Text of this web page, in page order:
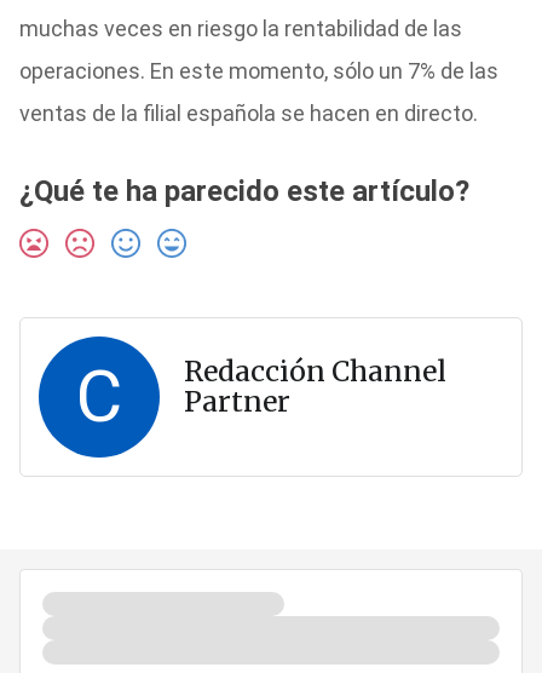
muchas veces en riesgo la rentabilidad de las
operaciones. En este momento, sólo un 7% de las
ventas de la filial española se hacen en directo.
¿Qué te ha parecido este artículo?
C
Redacción Channel
Partner